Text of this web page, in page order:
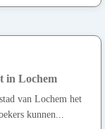
in Lochem
van Lochem het
kunnen...